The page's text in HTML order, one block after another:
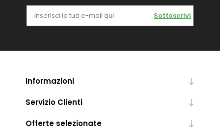
Sottoscrivi
Informazioni
Servizio Clienti
Offerte selezionate